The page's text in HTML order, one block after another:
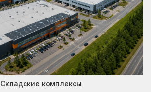
Складские комплексы